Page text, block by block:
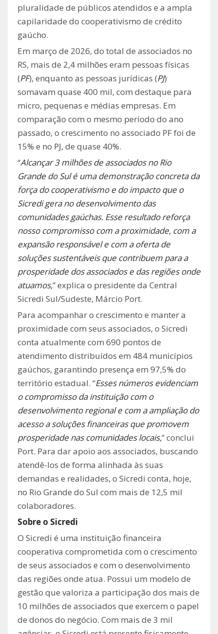
pluralidade de públicos atendidos e a ampla
capilaridade do cooperativismo de crédito
gaúcho.
Em março de 2026, do total de associados no
RS, mais de 2,4 milhões eram pessoas físicas
(PF), enquanto as pessoas jurídicas (PJ)
somavam quase 400 mil, com destaque para
micro, pequenas e médias empresas. Em
comparação com o mesmo período do ano
passado, o crescimento no associado PF foi de
15% e no PJ, de quase 40%.
“Alcançar 3 milhões de associados no Rio
Grande do Sul é uma demonstração concreta da
força do cooperativismo e do impacto que o
Sicredi gera no desenvolvimento das
comunidades gaúchas. Esse resultado reforça
nosso compromisso com a proximidade, com a
expansão responsável e com a oferta de
soluções sustentáveis que contribuem para a
prosperidade dos associados e das regiões onde
atuamos,” explica o presidente da Central
Sicredi Sul/Sudeste, Márcio Port.
Para acompanhar o crescimento e manter a
proximidade com seus associados, o Sicredi
conta atualmente com 690 pontos de
atendimento distribuídos em 484 municípios
gaúchos, garantindo presença em 97,5% do
território estadual. “Esses números evidenciam
o compromisso da instituição com o
desenvolvimento regional e com a ampliação do
acesso a soluções financeiras que promovem
prosperidade nas comunidades locais,” conclui
Port. Para dar apoio aos associados, buscando
atendê-los de forma alinhada às suas
demandas e realidades, o Sicredi conta, hoje,
no Rio Grande do Sul com mais de 12,5 mil
colaboradores.
Sobre o Sicredi
O Sicredi é uma instituição financeira
cooperativa comprometida com o crescimento
de seus associados e com o desenvolvimento
das regiões onde atua. Possui um modelo de
gestão que valoriza a participação dos mais de
10 milhões de associados que exercem o papel
de donos do negócio. Com mais de 3 mil